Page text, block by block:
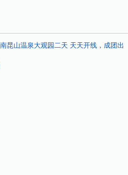
昆山温泉大观园二天 天天开线，成团出